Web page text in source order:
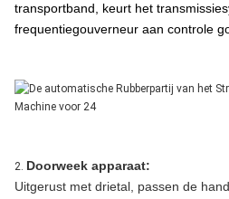
transportband, keurt het
frequentiegouverneur aan controle
2. Doorweek apparaat:
Uitgerust met drietal, passen de